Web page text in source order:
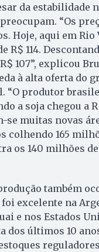
da estabilidade
“Os
Hoje, aqui em Rio
R$ 114.
107”, explicou
à alta oferta do
“O produtor
a soja chegou a
se muitas novas
colhendo 165
os 140 milhões de
também
foi excelente na
e nos Estados
dos últimos 10